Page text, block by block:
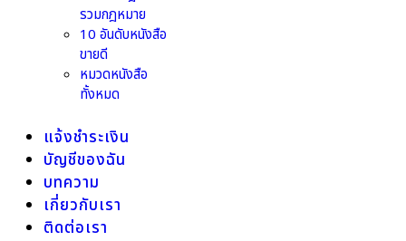
รวมกฎหมาย
10 อันดับหนังสือ
ขายดี
หมวดหนังสือ
ทั้งหมด
แจ้งชำระเงิน
บัญชีของฉัน
บทความ
เกี่ยวกับเรา
ติดต่อเรา